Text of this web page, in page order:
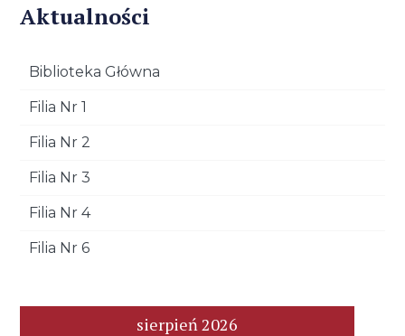
Aktualności
Biblioteka Główna
Filia Nr 1
Filia Nr 2
Filia Nr 3
Filia Nr 4
Filia Nr 6
sierpień 2026